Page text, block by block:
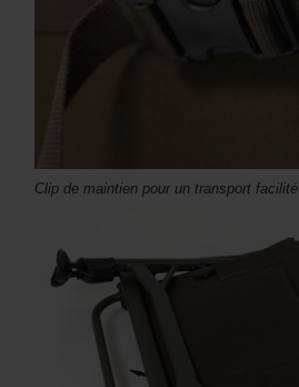
Clip de maintien pour un transport facilité